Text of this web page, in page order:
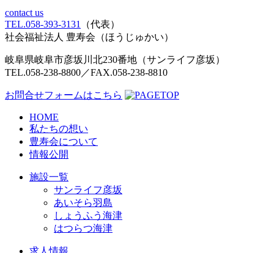
contact us
TEL.058-393-3131
（代表）
社会福祉法人 豊寿会 （ほうじゅかい）
岐阜県岐阜市彦坂川北230番地（サンライフ彦坂）
TEL.058-238-8800／FAX.058-238-8810
お問合せフォームはこちら
HOME
私たちの想い
豊寿会について
情報公開
施設一覧
サンライフ彦坂
あいそら羽島
しょうふう海津
はつらつ海津
求人情報